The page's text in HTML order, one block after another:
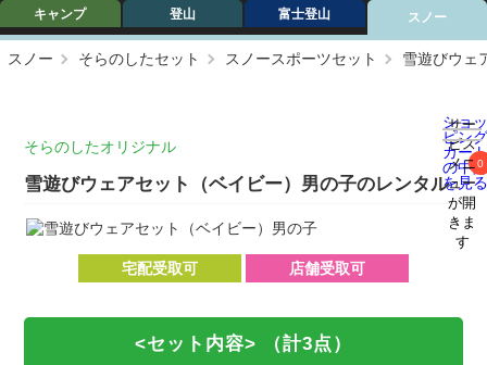
キャンプ 登山 富士登山 スノー
スノー そらのしたセット スノースポーツセット 雪遊びウェ
ショ
ピン
カー
の中
を見
0
サー
ビス
メニ
ュー
が開
きま
す
そらのしたオリジナル
雪遊びウェアセット（ベイビー）男の子のレンタル
宅配受取可 店舗受取可
<セット内容> （計3点）